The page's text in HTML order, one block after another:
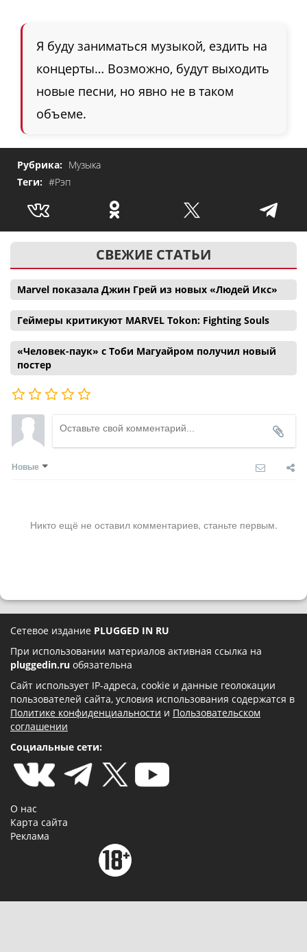
Я буду заниматься музыкой, ездить на
концерты… Возможно, будут выходить
новые песни, но явно не в таком
объеме.
Рубрика: Музыка
Теги: #Рэп
СВЕЖИЕ СТАТЬИ
Marvel показала Джин Грей из новых «Людей Икс»
Геймеры критикуют MARVEL Tokon: Fighting Souls
«Человек-паук» с Тоби Магуайром получил новый
постер
Новые
Никто ещё не оставил комментариев, станьте первым.
Сетевое издание PLUGGED IN RU
При использовании материалов активная ссылка на
pluggedin.ru обязательна
Сайт использует IP-адреса, cookie и данные геолокации
пользователей сайта, условия использования содержатся в
Политике конфиденциальности и Пользовательском
соглашении
Социальные сети:
О нас
Карта сайта
Реклама